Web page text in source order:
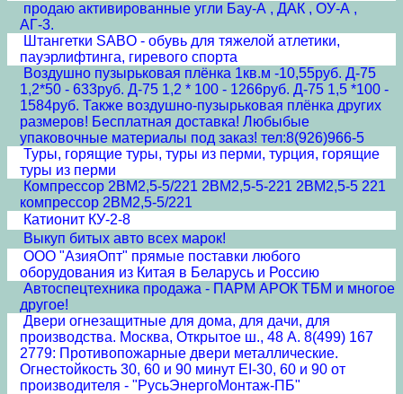
продаю активированные угли Бау-А , ДАК , ОУ-А ,
АГ-3.
Штангетки SABO - обувь для тяжелой атлетики,
пауэрлифтинга, гиревого спорта
Воздушно пузырьковая плёнка 1кв.м -10,55руб. Д-75
1,2*50 - 633руб. Д-75 1,2 * 100 - 1266руб. Д-75 1,5 *100 -
1584руб. Также воздушно-пузырьковая плёнка других
размеров! Бесплатная доставка! Любыбые
упаковочные материалы под заказ! тел:8(926)966-5
Туры, горящие туры, туры из перми, турция, горящие
туры из перми
Компрессор 2ВМ2,5-5/221 2ВМ2,5-5-221 2ВМ2,5-5 221
компрессор 2ВМ2,5-5/221
Катионит КУ-2-8
Выкуп битых авто всех марок!
ООО "АзияОпт" прямые поставки любого
оборудования из Китая в Беларусь и Россию
Автоспецтехника продажа - ПАРМ АРОК ТБМ и многое
другое!
Двери огнезащитные для дома, для дачи, для
производства. Москва, Открытое ш., 48 А. 8(499) 167
2779: Противопожарные двери металлические.
Огнестойкость 30, 60 и 90 минут EI-30, 60 и 90 от
производителя - "РусьЭнергоМонтаж-ПБ"